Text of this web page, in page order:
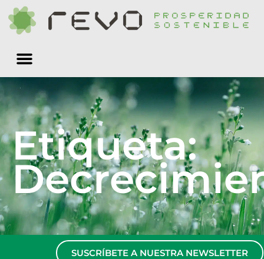
Etiqueta:
SUSCRÍBETE A NUESTRA NEWSLETTER